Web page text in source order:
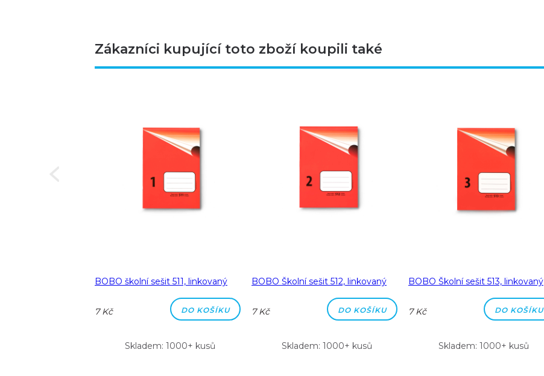
Zákazníci kupující toto zboží koupili také
BOBO školní sešit 511, linkovaný
7 Kč DO KOŠÍKU
Skladem: 1000+ kusů
BOBO Školní sešit 512, linkovaný
7 Kč DO KOŠÍKU
Skladem: 1000+ kusů
BOBO Školní sešit 513, linkovaný
7 Kč DO KOŠÍKU
Skladem: 1000+ kusů
Next